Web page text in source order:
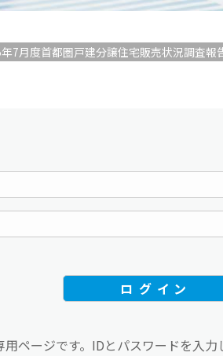
7月度首都圏戸建分譲住宅販売状況調査報
用ページです。IDとパスワードを入